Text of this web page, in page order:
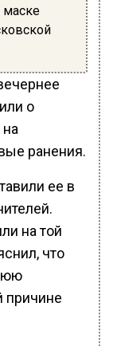
о
ранения.
ее в
на той
что
причине